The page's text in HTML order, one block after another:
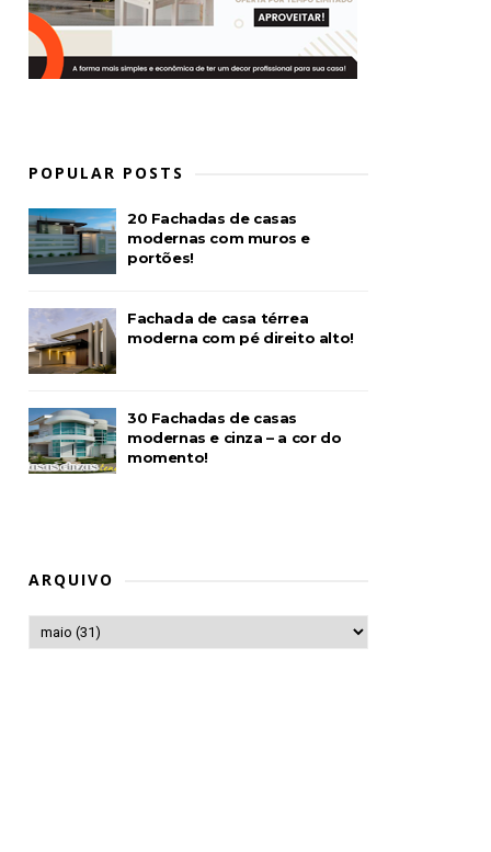
POPULAR POSTS
20 Fachadas de casas
modernas com muros e
portões!
Fachada de casa térrea
moderna com pé direito alto!
30 Fachadas de casas
modernas e cinza – a cor do
momento!
ARQUIVO